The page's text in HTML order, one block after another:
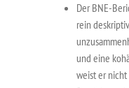
Der BNE-
rein
und eine
weist er